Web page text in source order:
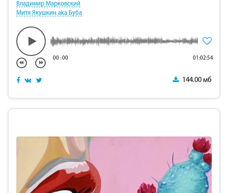
Владимир Марковский
Митя Якушкин aka Буба
00:00 01:02:54
144.00 мб